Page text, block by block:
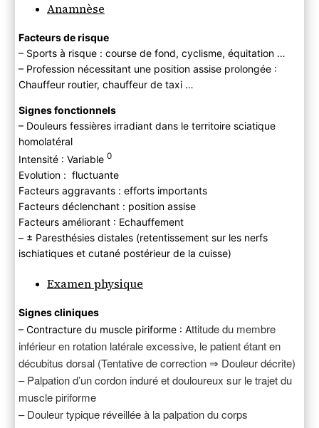
Anamnèse
Facteurs de risque
– Sports à risque : course de fond, cyclisme, équitation …
– Profession nécessitant une position assise prolongée :
Chauffeur routier, chauffeur de taxi …
Signes fonctionnels
– Douleurs fessières irradiant dans le territoire sciatique
homolatéral
Intensité : Variable 0
Evolution : fluctuante
Facteurs aggravants : efforts importants
Facteurs déclenchant : position assise
Facteurs améliorant : Echauffement
– ± Paresthésies distales (retentissement sur les nerfs
ischiatiques et cutané postérieur de la cuisse)
Examen physique
Signes cliniques
– Contracture du muscle piriforme : Attitude du membre
inférieur en rotation latérale excessive, le patient étant en
décubitus dorsal (Tentative de correction ⇒ Douleur décrite)
– Palpation d’un cordon induré et douloureux sur le trajet du
muscle piriforme
– Douleur typique réveillée à la palpation du corps